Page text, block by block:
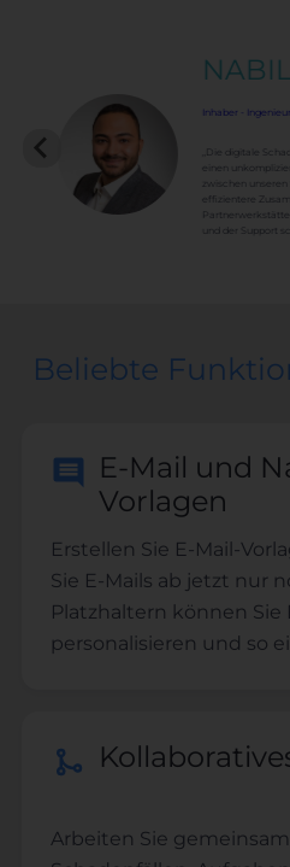
Inhaber -
„Die digitale
einen
zwischen
effizientere
und der Support
Beliebte
E-Mail und
Vorlagen
Erstellen Sie E-Mail-
Sie E-Mails ab jetzt nur
Platzhaltern können Sie
personalisieren und so
Arbeiten Sie